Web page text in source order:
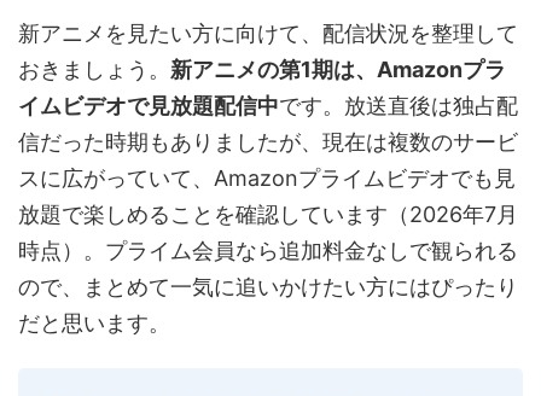
新アニメを見たい方に向けて、配信状況を整理して
おきましょう。 新アニメの第1期は、Amazonプラ
イムビデオで見放題配信中です。放送直後は独占配
信だった時期もありましたが、現在は複数のサービ
スに広がっていて、Amazonプライムビデオでも見
放題で楽しめることを確認しています（2026年7月
時点）。プライム会員なら追加料金なしで観られる
ので、まとめて一気に追いかけたい方にはぴったり
だと思います。